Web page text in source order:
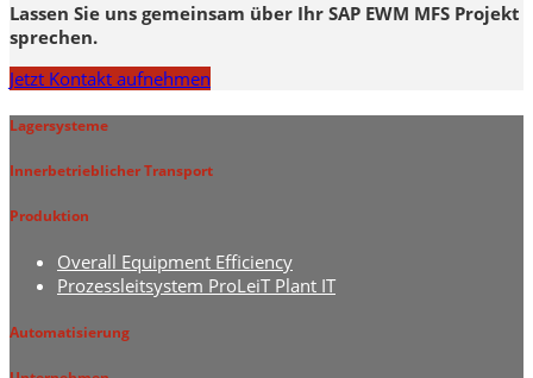
Lassen Sie uns gemeinsam über Ihr SAP EWM MFS Projekt
sprechen.
Jetzt Kontakt aufnehmen
Lagersysteme
Innerbetrieblicher Transport
Produktion
Overall Equipment Efficiency
Prozessleitsystem ProLeiT Plant IT
Automatisierung